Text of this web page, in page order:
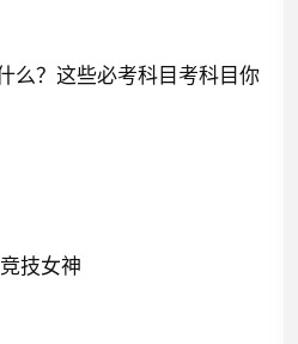
么？这些必考科目考科目你
技女神